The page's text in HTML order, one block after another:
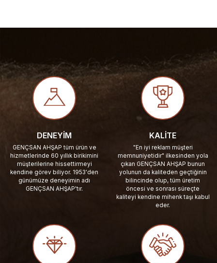
DENEYIM
GENÇSAN AHŞAP tüm ürün ve
hizmetlerinde 60 yıllık birikimini
müşterilerine hissettirmeyi
kendine görev biliyor. 1953'den
günümüze deneyimin adı
GENÇSAN AHŞAP'tır.
KALITE
"En iyi reklam müşteri
memnuniyetidir" ilkesinden yola
çıkan GENÇSAN AHŞAP bunun
yolunun da kaliteden geçtiğinin
bilincinde olup, tüm üretim
öncesi ve sonrası süreçte
kaliteyi kendine mihenk taşı kabul
eder.